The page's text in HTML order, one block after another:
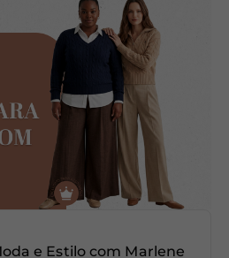
e Estilo com Marlene